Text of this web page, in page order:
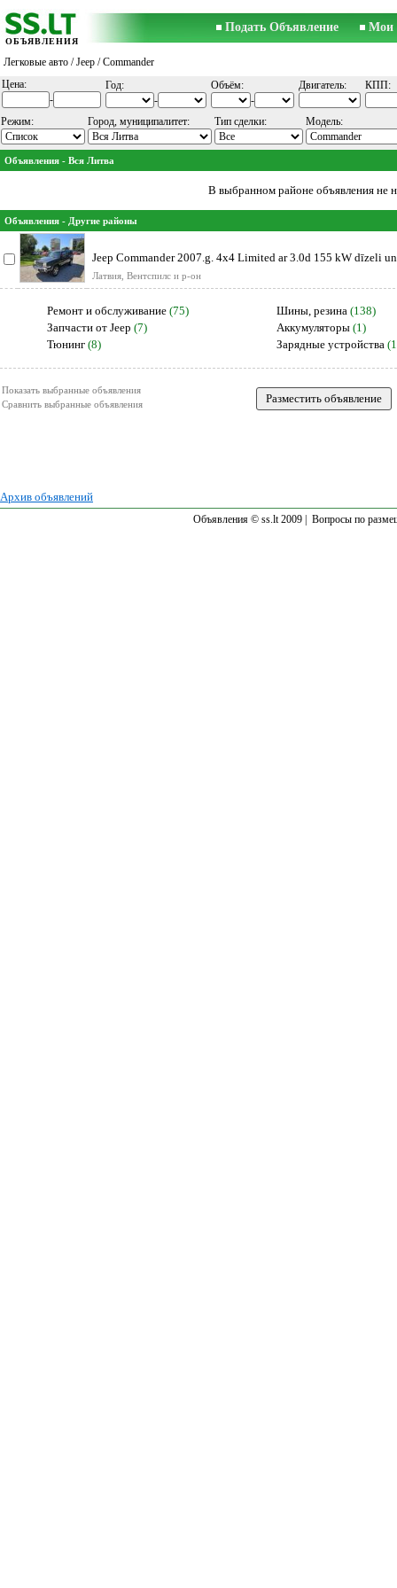
ОБЪЯВЛЕНИЯ
Подать Объявление Мои
Легковые авто /Jeep / Commander
Цена:
-
Год:
-
Объём:
-
Двигатель: КПП:
Режим: Город, муниципалитет: Тип сделки: Модель:
Объявления - Вся Литва
В выбранном районе объявления не
Объявления - Другие районы
Jeep Commander 2007.g. 4x4 Limited ar 3.0d 155 kW dīzeli
kārbu. 7
Латвия, Вентспилс и р-он
Ремонт и обслуживание (75)
Запчасти от Jeep (7)
Тюнинг (8)
Шины, резина (138)
Аккумуляторы (1)
Зарядные устройства
Показать выбранные объявления
Сравнить выбранные объявления
Архив объявлений
Объявления © ss.lt 2009 | Вопросы по